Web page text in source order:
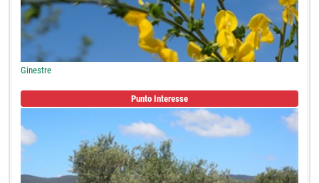
Ginestre
Punto Interesse